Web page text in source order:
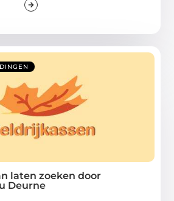
laten zoeken door
Deurne